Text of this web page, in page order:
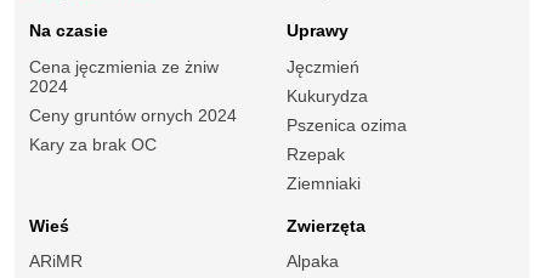
Na czasie
Cena jęczmienia ze żniw
2024
Ceny gruntów ornych 2024
Kary za brak OC
Uprawy
Jęczmień
Kukurydza
Pszenica ozima
Rzepak
Ziemniaki
Wieś
ARiMR
Zwierzęta
Alpaka